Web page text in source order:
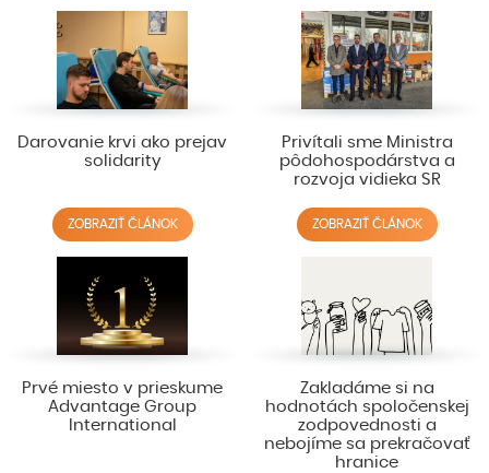
Darovanie krvi ako prejav
solidarity
ZOBRAZIŤ ČLÁNOK
Privítali sme Ministra
pôdohospodárstva a
rozvoja vidieka SR
ZOBRAZIŤ ČLÁNOK
Prvé miesto v prieskume
Advantage Group
International
Zakladáme si na
hodnotách spoločenskej
zodpovednosti a
nebojíme sa prekračovať
hranice